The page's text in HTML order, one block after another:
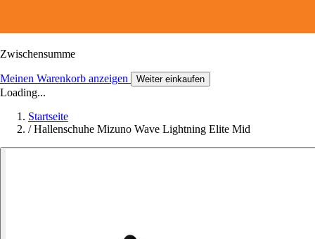
Zwischensumme
Meinen Warenkorb anzeigen Weiter einkaufen
Loading...
Startseite
/ Hallenschuhe Mizuno Wave Lightning Elite Mid